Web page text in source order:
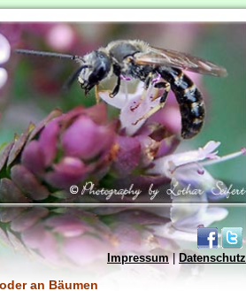
Impressum|Datenschutz
an Bäumen